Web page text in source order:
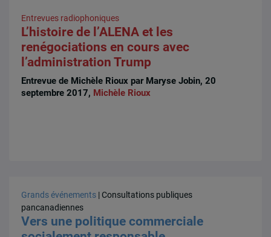
Entrevues radiophoniques
L’histoire de l’ALENA et les
renégociations en cours avec
l’administration Trump
Entrevue de Michèle Rioux par Maryse Jobin, 20
septembre 2017, Michèle Rioux
Grands événements | Consultations publiques
pancanadiennes
Vers une politique commerciale